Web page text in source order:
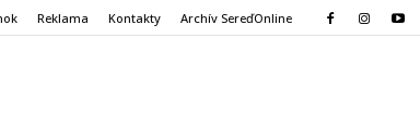
Reklama Kontakty Archív SereďOnline